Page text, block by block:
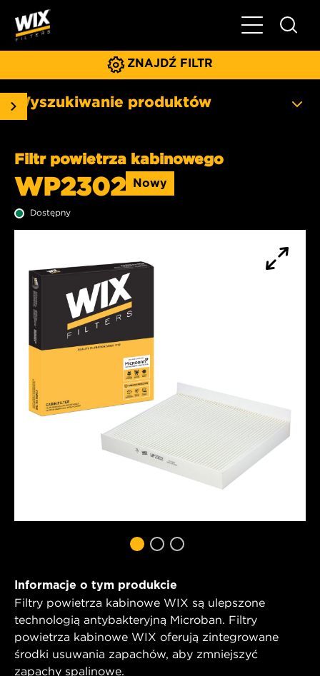
Pokaż/ukryj
ZNAJDŹ FILTR
Wyszukiwanie produktów
Filtr powietrza kabinowego
WP2302 Nowy
Dostępny
Informacje o tym produkcie
Filtry powietrza kabinowe WIX są ulepszone
technologią antybakteryjną Microban. Filtry
powietrza kabinowe WIX oferują zintegrowane
środki usuwania zapachów, aby zmniejszyć
zapachy spalinowe.